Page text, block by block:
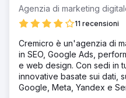
Agenzia di marketing
11 recensioni
Cremicro è un'agenzia di
in SEO, Google Ads,
e web design. Con sedi in
innovative basate sui dati,
Google, Meta, Yandex e